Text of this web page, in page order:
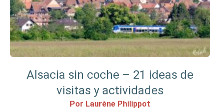
Alsacia sin coche – 21 ideas de
visitas y actividades
Por Laurène Philippot